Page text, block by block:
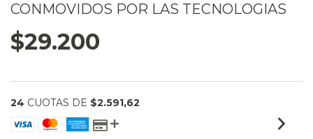
CONMOVIDOS POR LAS TECNOLOGIAS
$29.200
24 CUOTAS DE $2.591,62